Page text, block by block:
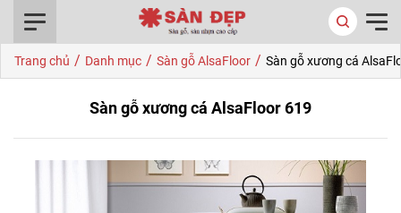
Trang chủ / Danh mục / Sàn gỗ AlsaFloor / Sàn gỗ xương cá
Sàn gỗ xương cá AlsaFloor 619